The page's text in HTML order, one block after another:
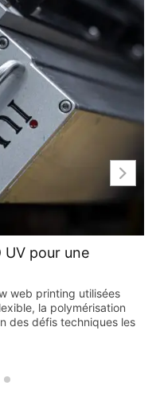
UV pour une
web printing utilisées
la polymérisation
des défis techniques les